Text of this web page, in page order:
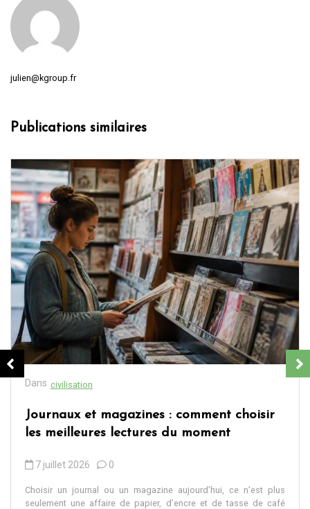
julien@kgroup.fr
Publications similaires
Dans civilisation
Journaux et magazines : comment choisir
les meilleures lectures du moment
7 juillet 2026 0
Choisir un journal ou un magazine aujourd’hui, ce n’est plus
seulement une affaire de papier, d’encre et de tasse de café